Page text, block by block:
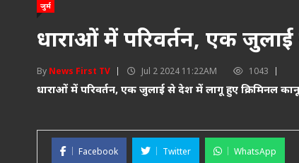
जुर्म
धाराओं में परिवर्तन, एक
By News First TV Jul 2 2024 11:22AM 1043
धाराओं में परिवर्तन, एक जुलाई से देश में लागू हुए क्रिमिनल
Facebook Twitter WhatsApp